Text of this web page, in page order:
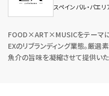
スペインバル・パエリ
FOOD×ART×MUSICをテーマに
EXのリブランディング業態。厳
⿂介の旨味を凝縮させて提供いた